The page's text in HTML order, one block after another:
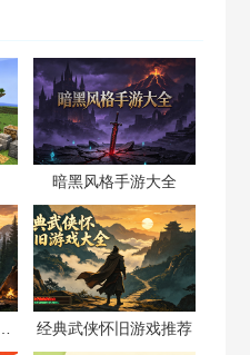
暗黑风格手游大全
经典武侠怀旧游戏推荐